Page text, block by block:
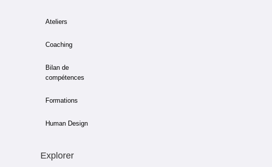
Ateliers
Coaching
Bilan de
compétences
Formations
Human Design
Explorer